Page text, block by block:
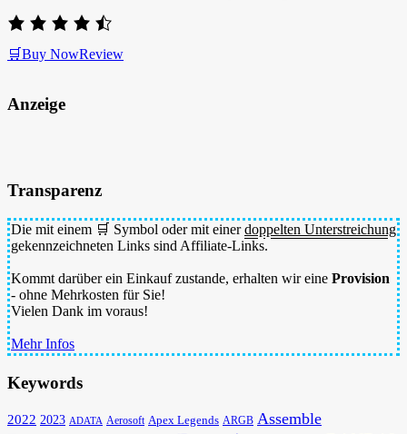
🛒Buy NowReview
Anzeige
Transparenz
Die mit einem 🛒 Symbol oder mit einerdoppelten Unterstreichung
gekennzeichneten Links sind Affiliate-Links.
Kommt darüber ein Einkauf zustande, erhalten wir eine Provision
- ohne Mehrkosten für Sie!
Vielen Dank im voraus!
Mehr Infos
Keywords
2022 2023 ADATA Aerosoft Apex Legends ARGB Assemble